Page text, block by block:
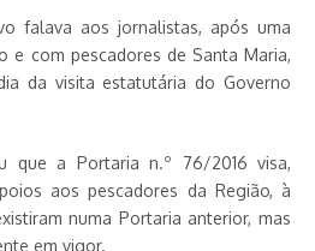
falava aos jornalistas, após uma
e com pescadores de Santa Maria,
da visita estatutária do Governo
que a Portaria n.º 76/2016 visa,
aos pescadores da Região, à
numa Portaria anterior, mas
em vigor.